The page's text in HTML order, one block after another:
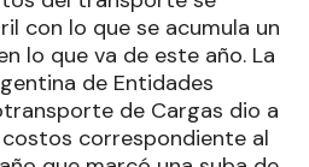
con lo que se acumula un
lo que va de este año. La
de Entidades
de Cargas dio a
correspondiente al